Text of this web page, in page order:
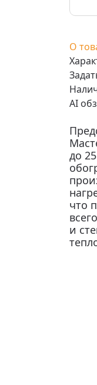
О
AI
до
что
и